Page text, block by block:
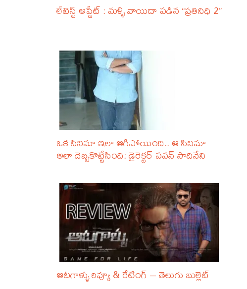
లేటెస్ట్ అప్డేట్ : మళ్ళి వాయిదా పడిన “ప్రతినిధి 2”
ఒక సినిమా ఇలా ఆగిపోయింది.. ఆ సినిమా
అలా దెబ్బకొట్టేసింది: డైరెక్టర్ పవన్ సాదినేని
ఆటగాళ్ళు రివ్యూ & రేటింగ్ – తెలుగు బుల్లెట్